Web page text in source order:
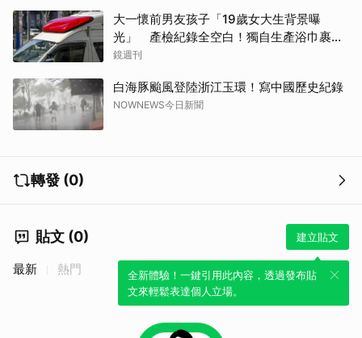
大一懷前男友孩子「19歲女大生背景曝
光」 產檢紀錄全空白！獨自生產浴巾裹嬰
屍藏家5天
鏡週刊
白海豚颱風登陸浙江玉環！寫中國歷史紀錄
NOWNEWS今日新聞
轉發 (0)
貼文 (0) 建立貼文
全新體驗！一鍵引用此內容，透過發布貼
文來輕鬆表達個人立場。
最新 熱門